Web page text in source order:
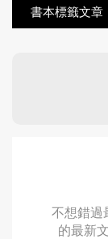
書本標籤文章
不想錯過
的最新